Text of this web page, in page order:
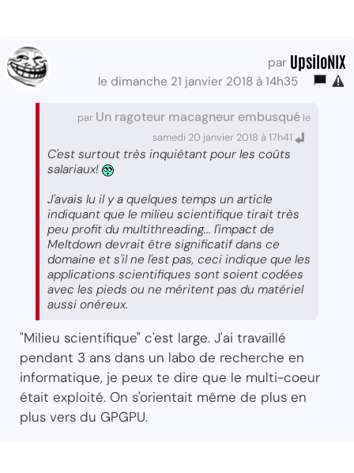
par UpsiloNIX
le dimanche 21 janvier 2018 à 14h35
par Un ragoteur macagneur embusqué le
samedi 20 janvier 2018 à 17h41
C'est surtout très inquiétant pour les coûts
salariaux!
J'avais lu il y a quelques temps un article
indiquant que le milieu scientifique tirait très
peu profit du multithreading... l'impact de
Meltdown devrait être significatif dans ce
domaine et s'il ne l'est pas, ceci indique que les
applications scientifiques sont soient codées
avec les pieds ou ne méritent pas du matériel
aussi onéreux.
"Milieu scientifique" c'est large. J'ai travaillé
pendant 3 ans dans un labo de recherche en
informatique, je peux te dire que le multi-coeur
était exploité. On s'orientait même de plus en
plus vers du GPGPU.